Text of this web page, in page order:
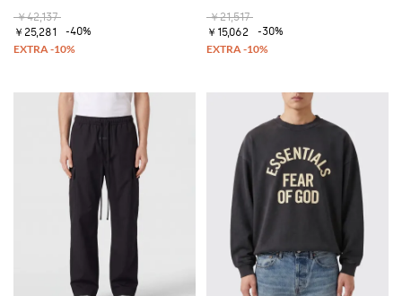
￥42,137
￥25,281
-40%
￥21,517
￥15,062
-30%